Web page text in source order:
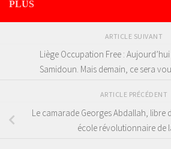
PLUS
ARTICLE SUIVANT
Liège Occupation Free : Aujourd’hui
Samidoun. Mais demain, ce sera
ARTICLE PRÉCÉDENT
Le camarade Georges Abdallah, libre
école révolutionnaire de